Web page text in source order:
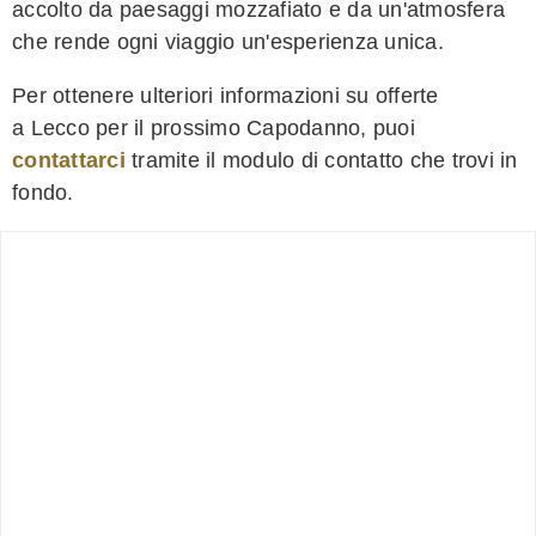
accolto da paesaggi mozzafiato e da un'atmosfera
che rende ogni viaggio un'esperienza unica.
Per ottenere ulteriori informazioni su offerte
a Lecco per il prossimo Capodanno, puoi
contattarci tramite il modulo di contatto che trovi in
fondo.